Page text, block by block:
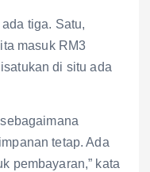
tiga. Satu,
masuk RM3
di situ ada
tetap. Ada
pembayaran,” kata